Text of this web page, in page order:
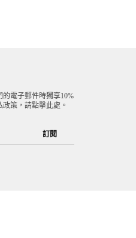
電子郵件時獨享10%
策，請點擊此處。
訂閱